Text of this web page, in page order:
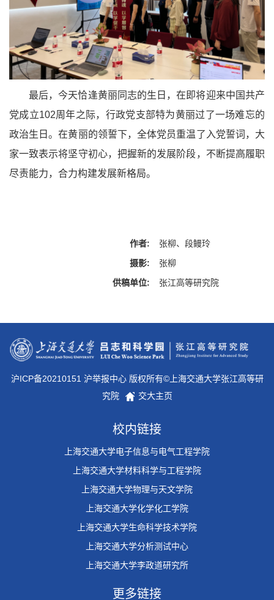
最后，今天恰逢黄丽同志的生日，在即将迎来中国共产
党成立102周年之际，行政党支部特为黄丽过了一场难忘的
政治生日。在黄丽的领誓下，全体党员重温了入党誓词，大
家一致表示将坚守初心，把握新的发展阶段，不断提高履职
尽责能力，合力构建发展新格局。
作者:
张柳、段鳗玲
摄影:
张柳
供稿单位:
张江高等研究院
沪ICP备20210151 沪举报中心 版权所有©上海交通大学张江高等研
究院
交大主页
校内链接
上海交通大学电子信息与电气工程学院
上海交通大学材料科学与工程学院
上海交通大学物理与天文学院
上海交通大学化学化工学院
上海交通大学生命科学技术学院
上海交通大学分析测试中心
上海交通大学李政道研究所
更多链接